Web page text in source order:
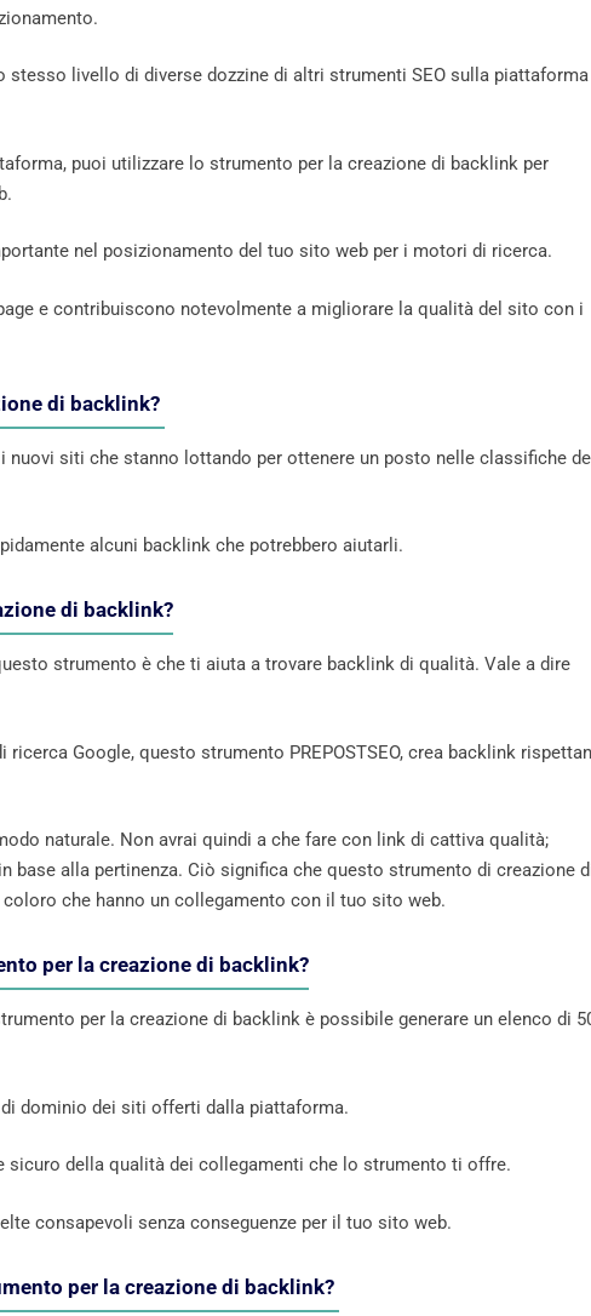
livello di diverse dozzine di altri strumenti SEO sulla piattaforma
puoi utilizzare lo strumento per la creazione di backlink per
nel posizionamento del tuo sito web per i motori di ricerca.
e contribuiscono notevolmente a migliorare la qualità del sito con i
di backlink?
nuovi siti che stanno lottando per ottenere un posto nelle classifiche
alcuni backlink che potrebbero aiutarli.
di backlink?
strumento è che ti aiuta a trovare backlink di qualità. Vale a dire
Google, questo strumento PREPOSTSEO, crea backlink
naturale. Non avrai quindi a che fare con link di cattiva qualità;
base alla pertinenza. Ciò significa che questo strumento di creazione
che hanno un collegamento con il tuo sito web.
per la creazione di backlink?
per la creazione di backlink è possibile generare un elenco di
dominio dei siti offerti dalla piattaforma.
sicuro della qualità dei collegamenti che lo strumento ti offre.
consapevoli senza conseguenze per il tuo sito web.
per la creazione di backlink?